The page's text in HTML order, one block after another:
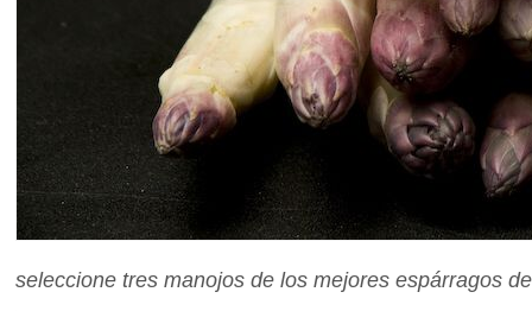
seleccione tres manojos de los mejores espárragos